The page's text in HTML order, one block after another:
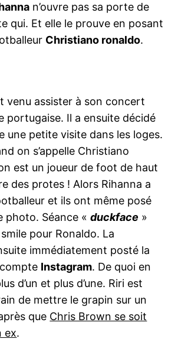
n’ouvre pas sa porte de
qui. Et elle le prouve en posant
Christiano ronaldo.
venu assister à son concert
portugaise. Il a ensuite décidé
une petite visite dans les loges.
on s’appelle Christiano
est un joueur de foot de haut
des protes ! Alors Rihanna a
et ils ont même posé
photo. Séance «duckface »
pour Ronaldo. La
immédiatement posté la
Instagram. De quoi en
d’un et plus d’une. Riri est
de mettre le grapin sur un
que Chris Brown se soit
ex.